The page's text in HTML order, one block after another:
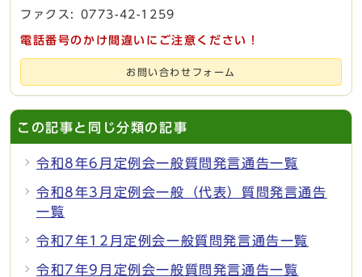
ファクス: 0773-42-1259
電話番号のかけ間違いにご注意ください！
お問い合わせフォーム
この記事と同じ分類の記事
令和8年6月定例会一般質問発言通告一覧
令和8年3月定例会一般（代表）質問発言通告
一覧
令和7年12月定例会一般質問発言通告一覧
令和7年9月定例会一般質問発言通告一覧